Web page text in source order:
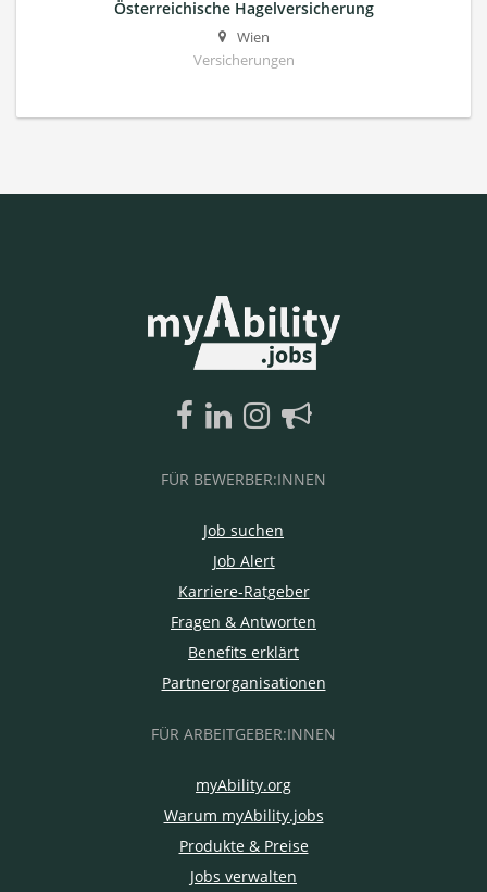
Österreichische Hagelversicherung
Wien
Versicherungen
FÜR BEWERBER:INNEN
Job suchen
Job Alert
Karriere-Ratgeber
Fragen & Antworten
Benefits erklärt
Partnerorganisationen
FÜR ARBEITGEBER:INNEN
myAbility.org
Warum myAbility.jobs
Produkte & Preise
Jobs verwalten